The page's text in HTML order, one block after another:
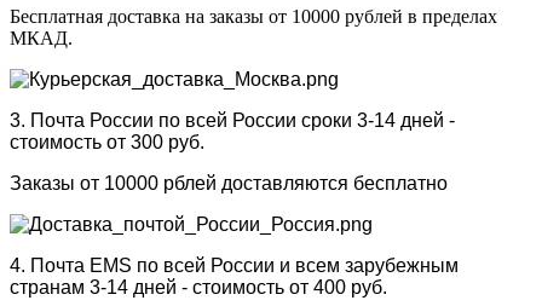
Бесплатная доставка на заказы от 10000 рублей в пределах
МКАД.
3. Почта России по всей России сроки 3-14 дней -
стоимость от 300 руб.
Заказы от 10000 рблей доставляются бесплатно
4. Почта EMS по всей России и всем зарубежным
странам 3-14 дней - стоимость от 400 руб.